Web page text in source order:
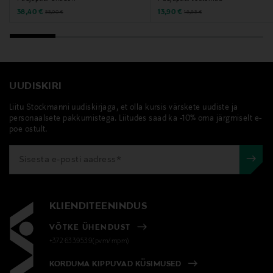
Discounted Price
38,40 € Original Price
55,00 €
Discounted Price
13,90 € Original Price
19,95 €
UUDISKIRI
Liitu Stockmanni uudiskirjaga, et olla kursis värskete uudiste ja
personaalsete pakkumistega. Liitudes saad ka -10% oma järgmiselt e-
poe ostult.
KLIENDITEENINDUS
VÕTKE ÜHENDUST
+372 6339539(pvm/mpm)
KORDUMA KIPPUVAD KÜSIMUSED